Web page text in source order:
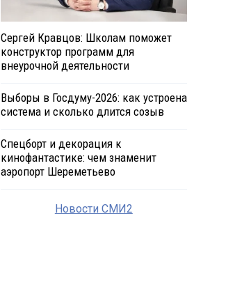
Сергей Кравцов: Школам поможет
конструктор программ для
внеурочной деятельности
Выборы в Госдуму-2026: как устроена
система и сколько длится созыв
Спецборт и декорация к
кинофантастике: чем знаменит
аэропорт Шереметьево
Новости СМИ2